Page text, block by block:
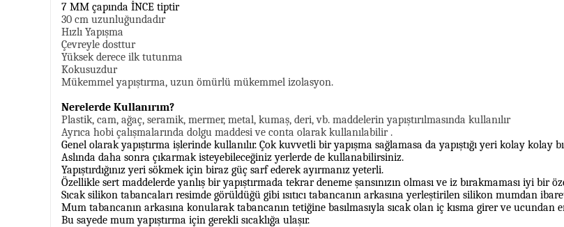
7 MM çapında İNCE tiptir
30 cm uzunluğundadır
Hızlı Yapışma
Çevreyle dosttur
Yüksek derece ilk tutunma
Kokusuzdur
Mükemmel yapıştırma, uzun ömürlü mükemmel izolasyon.
Nerelerde Kullanırım?
Plastik, cam, ağaç, seramik, mermer, metal, kumaş, deri, vb. maddelerin yapıştırılmasında kullanılır
Ayrıca hobi çalışmalarında dolgu maddesi ve conta olarak kullanılabilir .
Genel olarak yapıştırma işlerinde kullanılır. Çok kuvvetli bir yapışma sağlamasa da yapıştığı yeri kolay kolay
Aslında daha sonra çıkarmak isteyebileceğiniz yerlerde de kullanabilirsiniz.
Yapıştırdığınız yeri sökmek için biraz güç sarf ederek ayırmanız yeterli.
Özellikle sert maddelerde yanlış bir yapıştırmada tekrar deneme şansınızın olması ve iz bırakmaması iyi bir
Sıcak silikon tabancaları resimde görüldüğü gibi ısıtıcı tabancanın arkasına yerleştirilen silikon mumdan
Mum tabancanın arkasına konularak tabancanın tetiğine basılmasıyla sıcak olan iç kısma girer ve ucundan
Bu sayede mum yapıştırma için gerekli sıcaklığa ulaşır.